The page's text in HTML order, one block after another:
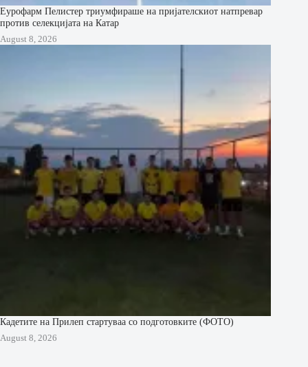
Еурофарм Пелистер триумфираше на пријателскиот натпревар
против селекцијата на Катар
August 8, 2026
Кадетите на Прилеп стартуваа со подготовките (ФОТО)
August 8, 2026